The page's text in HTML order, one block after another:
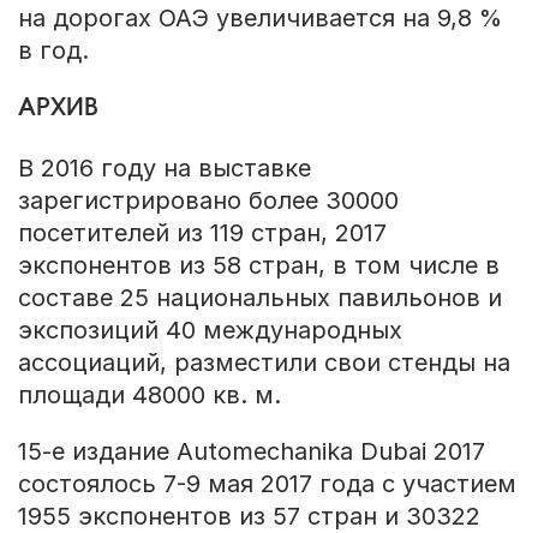
на дорогах ОАЭ увеличивается на 9,8 %
в год.
АРХИВ
В 2016 году на выставке
зарегистрировано более 30000
посетителей из 119 стран, 2017
экспонентов из 58 стран, в том числе в
составе 25 национальных павильонов и
экспозиций 40 международных
ассоциаций, разместили свои стенды на
площади 48000 кв. м.
15-е издание Automechanika Dubai 2017
состоялось 7-9 мая 2017 года с участием
1955 экспонентов из 57 стран и 30322